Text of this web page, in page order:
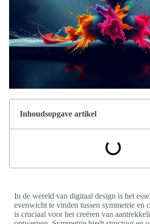
Inhoudsopgave artikel
In de wereld van digitaal design is het
evenwicht te vinden tussen symmetrie en
is cruciaal voor het creëren van